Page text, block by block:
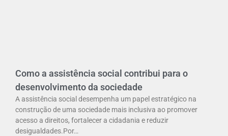
Como a assistência social contribui para o
desenvolvimento da sociedade
A assistência social desempenha um papel estratégico na
construção de uma sociedade mais inclusiva ao promover
acesso a direitos, fortalecer a cidadania e reduzir
desigualdades.Por…